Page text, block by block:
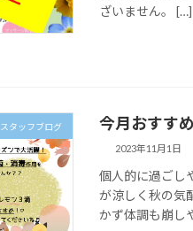
ざいません。 […]
スタッフブログ 今月おすす
2023年11月1日
個人的に過ご
が涼しく秋の気
かず体調も崩し